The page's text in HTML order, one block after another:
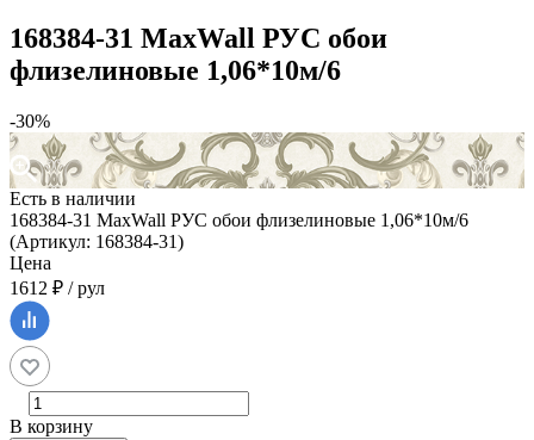
168384-31 MaxWall РУС обои
флизелиновые 1,06*10м/6
-30%
Есть в наличии
168384-31 MaxWall РУС обои флизелиновые 1,06*10м/6
(Артикул: 168384-31)
Цена
1612 ₽ / рул
В корзину